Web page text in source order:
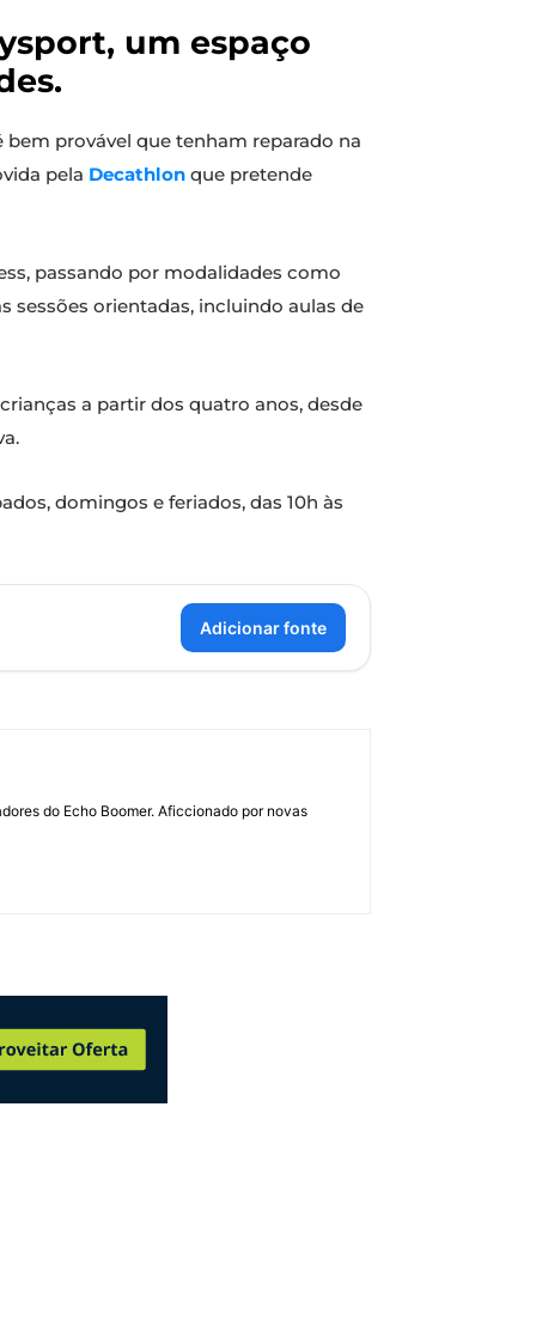
um espaço
bem provável que tenham reparado na
pela Decathlon que pretende
passando por modalidades como
sessões orientadas, incluindo aulas de
a partir dos quatro anos, desde
domingos e feriados, das 10h às
Adicionar fonte
do Echo Boomer. Aficcionado por novas